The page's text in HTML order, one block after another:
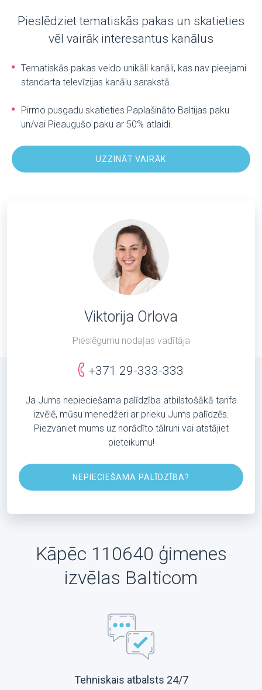
Pieslēdziet tematiskās pakas un skatieties
vēl vairāk interesantus kanālus
Tematiskās pakas veido unikāli kanāli, kas nav pieejami
standarta televīzijas kanālu sarakstā.
Pirmo pusgadu skatieties Paplašināto Baltijas paku
un/vai Pieaugušo paku ar 50% atlaidi.
UZZINĀT VAIRĀK
Viktorija Orlova
Pieslēgumu nodaļas vadītāja
+371 29-333-333
Ja Jums nepieciešama palīdzība atbilstošākā tarifa
izvēlē, mūsu menedžeri ar prieku Jums palīdzēs.
Piezvaniet mums uz norādīto tālruni vai atstājiet
pieteikumu!
NEPIECIEŠAMA PALĪDZĪBA?
Kāpēc 110640 ģimenes
izvēlas Balticom
Tehniskais atbalsts 24/7